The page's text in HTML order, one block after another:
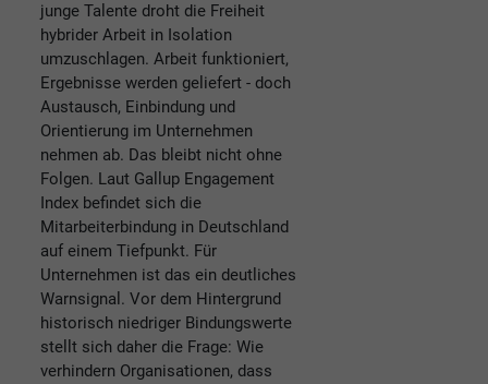
junge Talente droht die Freiheit
hybrider Arbeit in Isolation
umzuschlagen. Arbeit funktioniert,
Ergebnisse werden geliefert - doch
Austausch, Einbindung und
Orientierung im Unternehmen
nehmen ab. Das bleibt nicht ohne
Folgen. Laut Gallup Engagement
Index befindet sich die
Mitarbeiterbindung in Deutschland
auf einem Tiefpunkt. Für
Unternehmen ist das ein deutliches
Warnsignal. Vor dem Hintergrund
historisch niedriger Bindungswerte
stellt sich daher die Frage: Wie
verhindern Organisationen, dass